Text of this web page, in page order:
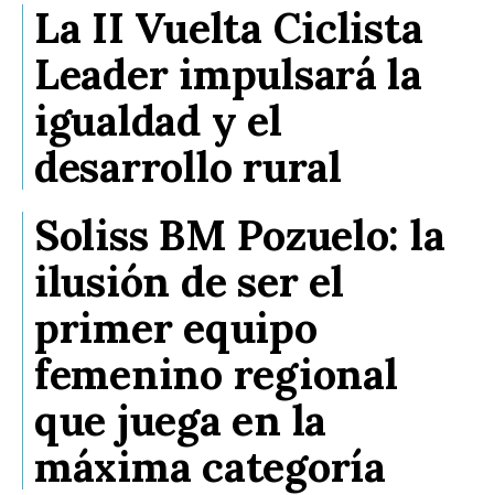
La II Vuelta Ciclista
Leader impulsará la
igualdad y el
desarrollo rural
Soliss BM Pozuelo: la
ilusión de ser el
primer equipo
femenino regional
que juega en la
máxima categoría